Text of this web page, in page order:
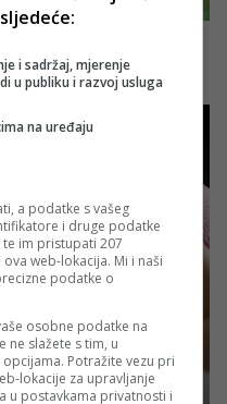
i sadržaj, mjerenje
u publiku i razvoj usluga
na uređaju
a podatke s vašeg
i druge podatke
im pristupati 207
web-lokacija. Mi i naši
podatke o
osobne podatke na
ne slažete s tim, u
Potražite vezu pri
lokacije za upravljanje
u postavkama privatnosti i